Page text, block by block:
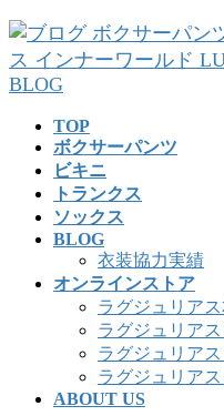
コ
ン
テ
ン
ナ
ビ
ゲ
ー
TOP
ボクサーパンツ
ビキニ
トランクス
ソックス
BLOG
衣装協力実績
オンラインストア
ラグジュリア
ラグジュリア
ラグジュリアス
ラグジュリアス
ABOUT US